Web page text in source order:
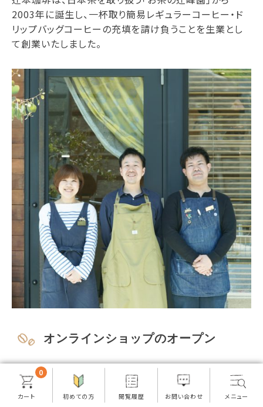
2003年に誕生し、一杯取り簡易レギュラーコーヒー・ド
リップバッグコーヒーの充填を請け負うことを生業とし
て創業いたしました。
オンラインショップのオープン
2005年には、オリジナルブランドを工場直送で販売する
「TSUJIMOTO coffee 楽天市場店」をオープンいたしま
した。
0